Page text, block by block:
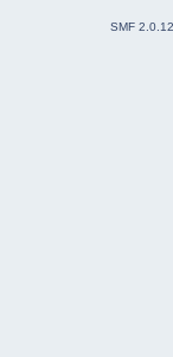
SMF 2.0.12